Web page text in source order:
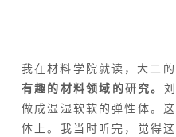
我在材料学院就读，大二
有趣的材料领域的研究。
做成湿湿软软的弹性体。
体上。我当时听完，觉得